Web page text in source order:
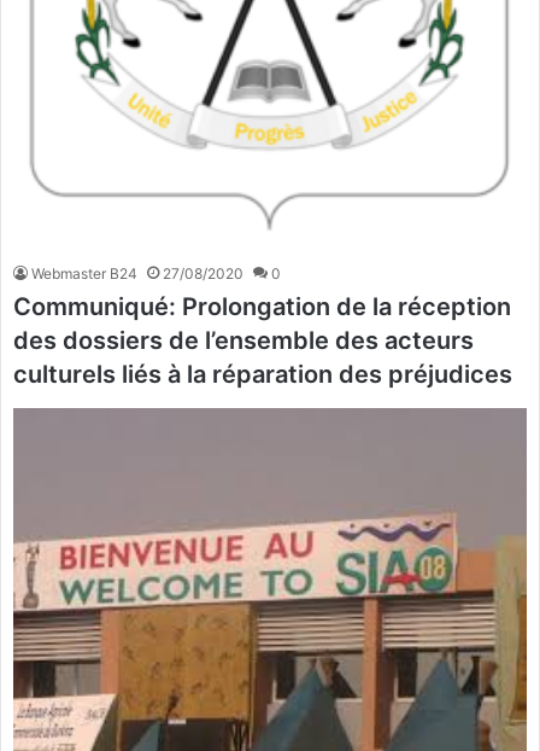
Webmaster B24 27/08/2020 0
Communiqué: Prolongation de la réception
des dossiers de l’ensemble des acteurs
culturels liés à la réparation des préjudices